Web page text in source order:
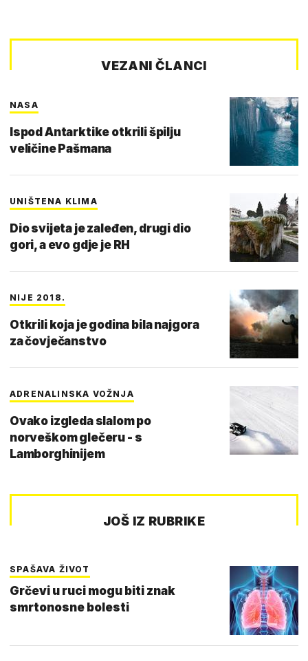
VEZANI ČLANCI
NASA
Ispod Antarktike otkrili špilju
veličine Pašmana
UNIŠTENA KLIMA
Dio svijeta je zaleđen, drugi dio
gori, a evo gdje je RH
NIJE 2018.
Otkrili koja je godina bila najgora
za čovječanstvo
ADRENALINSKA VOŽNJA
Ovako izgleda slalom po
norveškom glečeru - s
Lamborghinijem
JOŠ IZ RUBRIKE
SPAŠAVA ŽIVOT
Grčevi u ruci mogu biti znak
smrtonosne bolesti